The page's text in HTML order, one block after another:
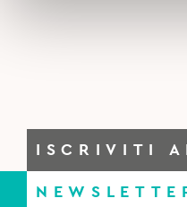
ISCRIVITI